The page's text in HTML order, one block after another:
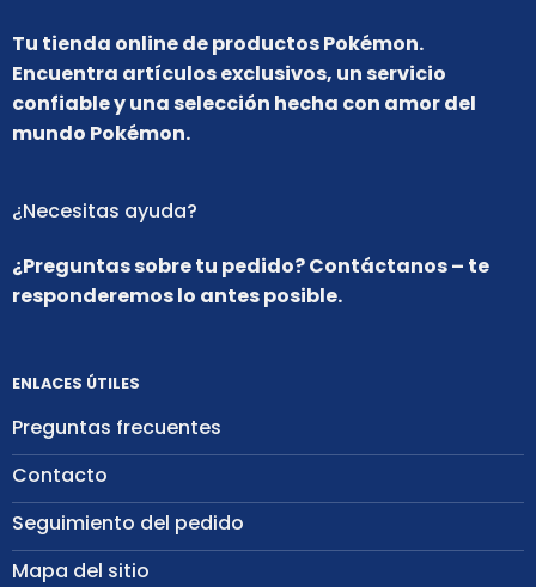
Tu tienda online de productos Pokémon.
Encuentra artículos exclusivos, un servicio
confiable y una selección hecha con amor del
mundo Pokémon.
ENLACES ÚTILES
Preguntas frecuentes
Contacto
Seguimiento del pedido
Mapa del sitio
¿Necesitas ayuda?
¿Preguntas sobre tu pedido? Contáctanos – te
responderemos lo antes posible.